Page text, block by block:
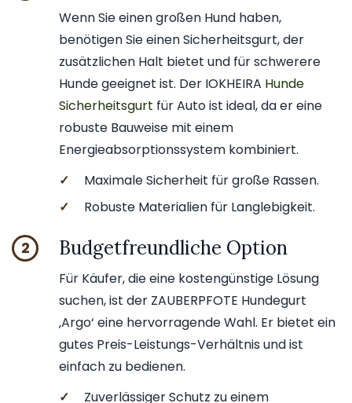
Wenn Sie einen großen Hund haben,
benötigen Sie einen Sicherheitsgurt, der
zusätzlichen Halt bietet und für schwerere
Hunde geeignet ist. Der IOKHEIRA Hunde
Sicherheitsgurt für Auto ist ideal, da er eine
robuste Bauweise mit einem
Energieabsorptionssystem kombiniert.
✓
Maximale Sicherheit für große Rassen.
✓
Robuste Materialien für Langlebigkeit.
2 Budgetfreundliche Option
Für Käufer, die eine kostengünstige Lösung
suchen, ist der ZAUBERPFOTE Hundegurt
‚Argo‘ eine hervorragende Wahl. Er bietet ein
gutes Preis-Leistungs-Verhältnis und ist
einfach zu bedienen.
✓
Zuverlässiger Schutz zu einem